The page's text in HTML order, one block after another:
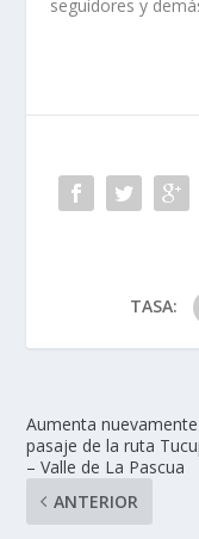
seguidores y
TASA:
Aumenta
pasaje de la ruta
– Valle de La Pascua
ANTERIOR